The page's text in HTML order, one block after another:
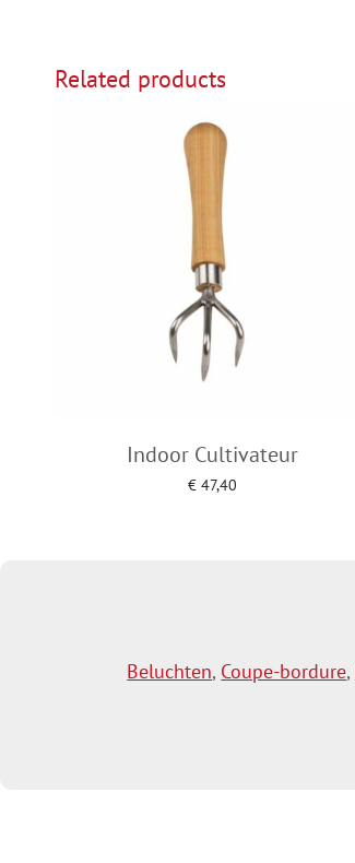
Related products
Indoor Cultivateur
€ 47,40
Beluchten, Coupe-bordure,